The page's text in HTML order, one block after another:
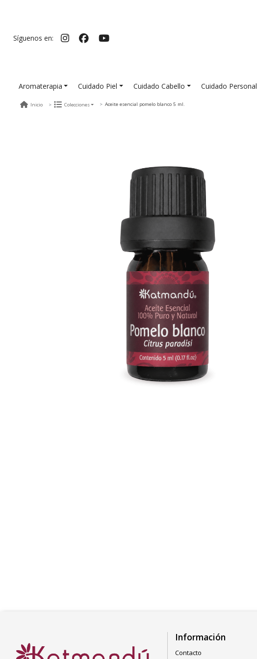
Síguenos en:
Aromaterapia Cuidado Piel Cuidado Cabello Cuidado Personal
Inicio Colecciones Aceite esencial pomelo blanco 5 ml.
Información
Contacto